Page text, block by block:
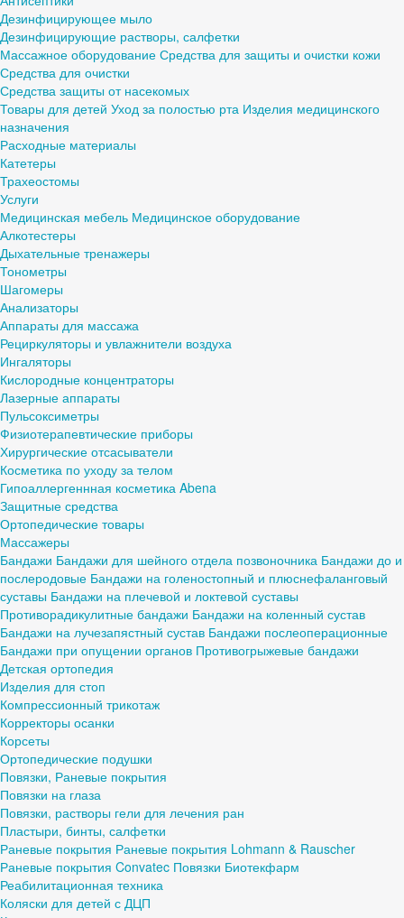
Дезинфицирующее мыло
Дезинфицирующие растворы, салфетки
Массажное оборудование Средства для защиты и очистки кожи
Средства для очистки
Средства защиты от насекомых
Товары для детей Уход за полостью рта Изделия медицинского
назначения
Расходные материалы
Катетеры
Трахеостомы
Услуги
Медицинская мебель Медицинское оборудование
Алкотестеры
Дыхательные тренажеры
Тонометры
Шагомеры
Анализаторы
Аппараты для массажа
Рециркуляторы и увлажнители воздуха
Ингаляторы
Кислородные концентраторы
Лазерные аппараты
Пульсоксиметры
Физиотерапевтические приборы
Хирургические отсасыватели
Косметика по уходу за телом
Гипоаллергеннная косметика Abena
Защитные средства
Ортопедические товары
Массажеры
Бандажи Бандажи для шейного отдела позвоночника Бандажи до и
послеродовые Бандажи на голеностопный и плюснефаланговый
суставы Бандажи на плечевой и локтевой суставы
Противорадикулитные бандажи Бандажи на коленный сустав
Бандажи на лучезапястный сустав Бандажи послеоперационные
Бандажи при опущении органов Противогрыжевые бандажи
Детская ортопедия
Изделия для стоп
Компрессионный трикотаж
Корректоры осанки
Корсеты
Ортопедические подушки
Повязки, Раневые покрытия
Повязки на глаза
Повязки, растворы гели для лечения ран
Пластыри, бинты, салфетки
Раневые покрытия Раневые покрытия Lohmann & Rauscher
Раневые покрытия Convatec Повязки Биотекфарм
Реабилитационная техника
Коляски для детей с ДЦП